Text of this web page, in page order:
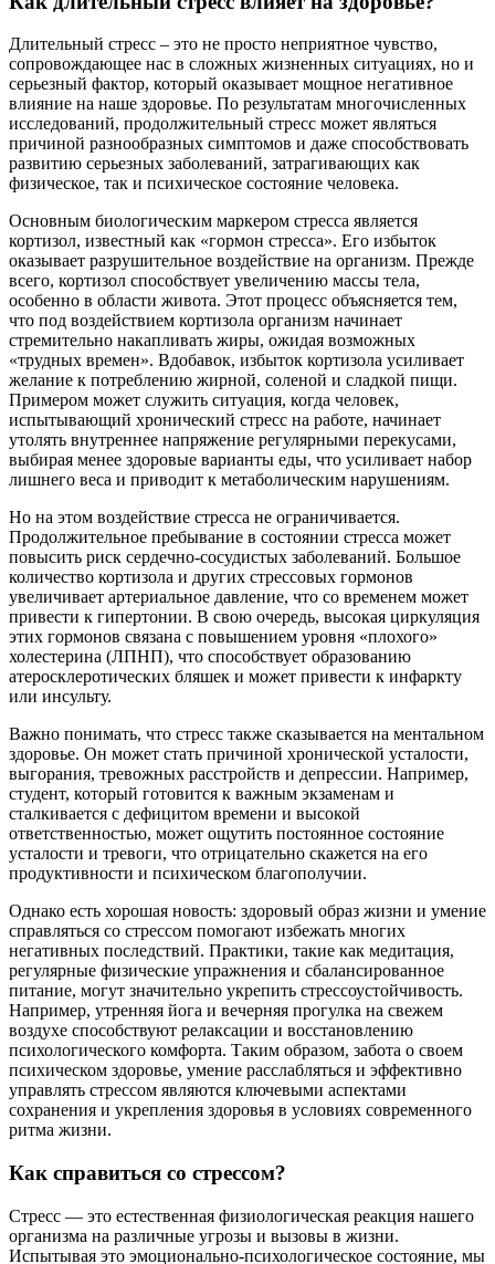
Длительный стресс – это не просто неприятное чувство,
сопровождающее нас в сложных жизненных ситуациях, но и
серьезный фактор, который оказывает мощное негативное
влияние на наше здоровье. По результатам многочисленных
исследований, продолжительный стресс может являться
причиной разнообразных симптомов и даже способствовать
развитию серьезных заболеваний, затрагивающих как
физическое, так и психическое состояние человека.
Основным биологическим маркером стресса является
кортизол, известный как «гормон стресса». Его избыток
оказывает разрушительное воздействие на организм. Прежде
всего, кортизол способствует увеличению массы тела,
особенно в области живота. Этот процесс объясняется тем,
что под воздействием кортизола организм начинает
стремительно накапливать жиры, ожидая возможных
«трудных времен». Вдобавок, избыток кортизола усиливает
желание к потреблению жирной, соленой и сладкой пищи.
Примером может служить ситуация, когда человек,
испытывающий хронический стресс на работе, начинает
утолять внутреннее напряжение регулярными перекусами,
выбирая менее здоровые варианты еды, что усиливает набор
лишнего веса и приводит к метаболическим нарушениям.
Но на этом воздействие стресса не ограничивается.
Продолжительное пребывание в состоянии стресса может
повысить риск сердечно-сосудистых заболеваний. Большое
количество кортизола и других стрессовых гормонов
увеличивает артериальное давление, что со временем может
привести к гипертонии. В свою очередь, высокая циркуляция
этих гормонов связана с повышением уровня «плохого»
холестерина (ЛПНП), что способствует образованию
атеросклеротических бляшек и может привести к инфаркту
или инсульту.
Важно понимать, что стресс также сказывается на ментальном
здоровье. Он может стать причиной хронической усталости,
выгорания, тревожных расстройств и депрессии. Например,
студент, который готовится к важным экзаменам и
сталкивается с дефицитом времени и высокой
ответственностью, может ощутить постоянное состояние
усталости и тревоги, что отрицательно скажется на его
продуктивности и психическом благополучии.
Однако есть хорошая новость: здоровый образ жизни и умение
справляться со стрессом помогают избежать многих
негативных последствий. Практики, такие как медитация,
регулярные физические упражнения и сбалансированное
питание, могут значительно укрепить стрессоустойчивость.
Например, утренняя йога и вечерняя прогулка на свежем
воздухе способствуют релаксации и восстановлению
психологического комфорта. Таким образом, забота о своем
психическом здоровье, умение расслабляться и эффективно
управлять стрессом являются ключевыми аспектами
сохранения и укрепления здоровья в условиях современного
ритма жизни.
Как справиться со стрессом?
Стресс — это естественная физиологическая реакция нашего
организма на различные угрозы и вызовы в жизни.
Испытывая это эмоционально-психологическое состояние, мы